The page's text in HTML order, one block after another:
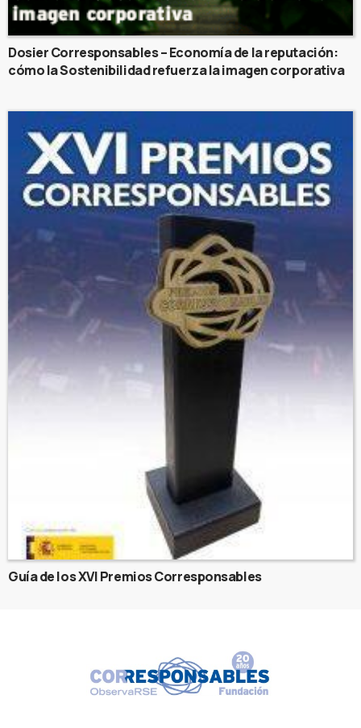
Dosier Corresponsables – Economía de la reputación:
cómo la Sostenibilidad refuerza la imagen corporativa
Guía de los XVI Premios Corresponsables